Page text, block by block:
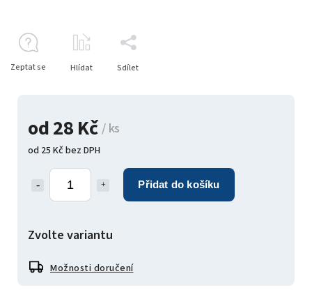
od28 Kč / ks
od 25 Kčbez DPH
Přidat do košíku
Zvolte variantu
Možnosti doručení
Zeptat se Hlídat Sdílet